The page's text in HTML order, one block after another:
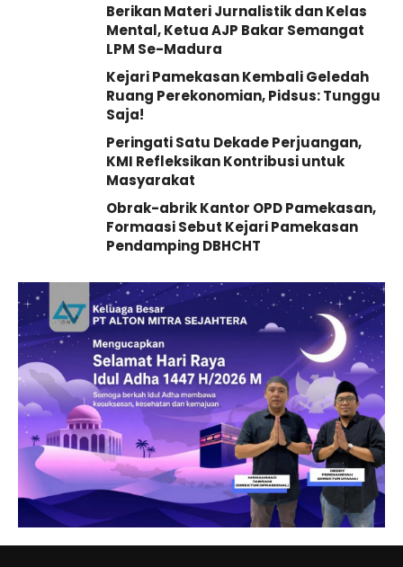
Berikan Materi Jurnalistik dan Kelas
Mental, Ketua AJP Bakar Semangat
LPM Se-Madura
Kejari Pamekasan Kembali Geledah
Ruang Perekonomian, Pidsus: Tunggu
Saja!
Peringati Satu Dekade Perjuangan,
KMI Refleksikan Kontribusi untuk
Masyarakat
Obrak-abrik Kantor OPD Pamekasan,
Formaasi Sebut Kejari Pamekasan
Pendamping DBHCHT